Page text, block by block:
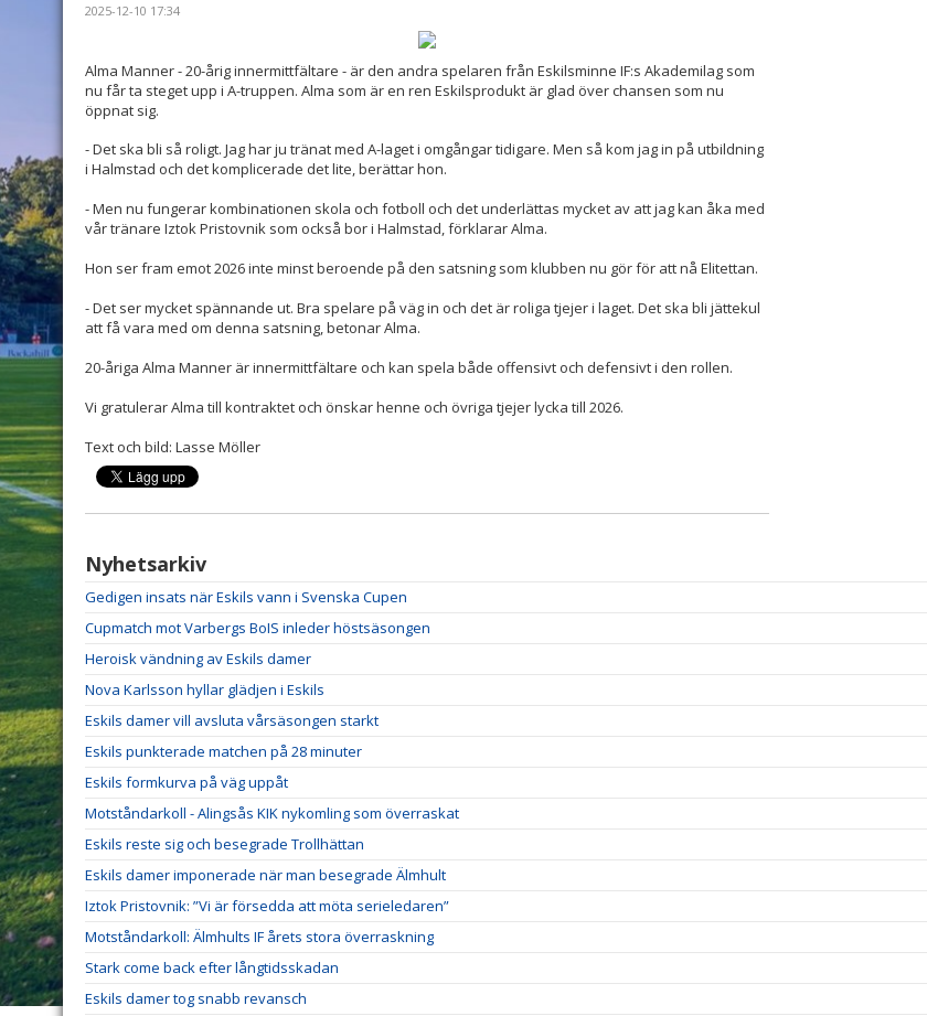
2025-12-10 17:34
Alma Manner - 20-årig innermittfältare - är den andra spelaren från Eskilsminne IF:s Akademilag som
nu får ta steget upp i A-truppen. Alma som är en ren Eskilsprodukt är glad över chansen som nu
öppnat sig.
- Det ska bli så roligt. Jag har ju tränat med A-laget i omgångar tidigare. Men så kom jag in på utbildning
i Halmstad och det komplicerade det lite, berättar hon.
- Men nu fungerar kombinationen skola och fotboll och det underlättas mycket av att jag kan åka med
vår tränare Iztok Pristovnik som också bor i Halmstad, förklarar Alma.
Hon ser fram emot 2026 inte minst beroende på den satsning som klubben nu gör för att nå Elitettan.
- Det ser mycket spännande ut. Bra spelare på väg in och det är roliga tjejer i laget. Det ska bli jättekul
att få vara med om denna satsning, betonar Alma.
20-åriga Alma Manner är innermittfältare och kan spela både offensivt och defensivt i den rollen.
Vi gratulerar Alma till kontraktet och önskar henne och övriga tjejer lycka till 2026.
Text och bild: Lasse Möller
Nyhetsarkiv
Gedigen insats när Eskils vann i Svenska Cupen
Cupmatch mot Varbergs BoIS inleder höstsäsongen
Heroisk vändning av Eskils damer
Nova Karlsson hyllar glädjen i Eskils
Eskils damer vill avsluta vårsäsongen starkt
Eskils punkterade matchen på 28 minuter
Eskils formkurva på väg uppåt
Motståndarkoll - Alingsås KIK nykomling som överraskat
Eskils reste sig och besegrade Trollhättan
Eskils damer imponerade när man besegrade Älmhult
Iztok Pristovnik: ”Vi är försedda att möta serieledaren”
Motståndarkoll: Älmhults IF årets stora överraskning
Stark come back efter långtidsskadan
Eskils damer tog snabb revansch